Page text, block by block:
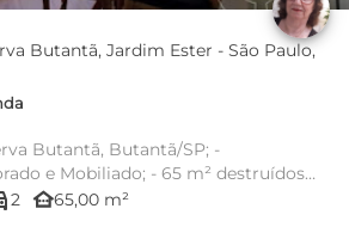
Butantã, Jardim Ester - São Paulo,
Butantã, Butantã/SP; -
- 65 m² destruídos
2 other_houses65,00 m²